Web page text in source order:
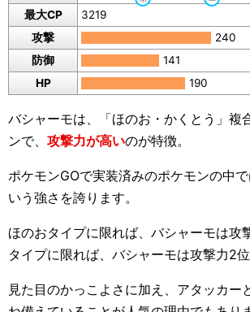
最大CP 3219
攻撃
240
防御
141
HP
190
バシャーモは、「ほのお・かくとう」複
ンで、 攻撃力が高いのが特徴。
ポケモンGOで実装済みのポケモンの中
いう強さを誇ります。
ほのおタイプに限れば、バシャーモは攻
タイプに限れば、バシャーモは攻撃力2位
見た目のかっこよさに加え、アタッカー